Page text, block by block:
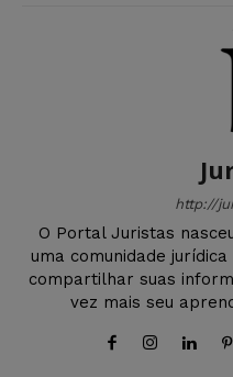
http://
O Portal Juristas
uma comunidade
compartilhar suas
vez mais seu